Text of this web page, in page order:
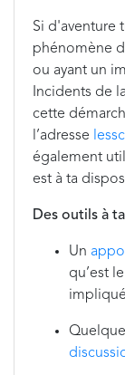
Si d'aventure
phénomène
ou ayant un
Incidents de
cette
l’adresse
également
est à ta
Des outils à
Un
qu’est